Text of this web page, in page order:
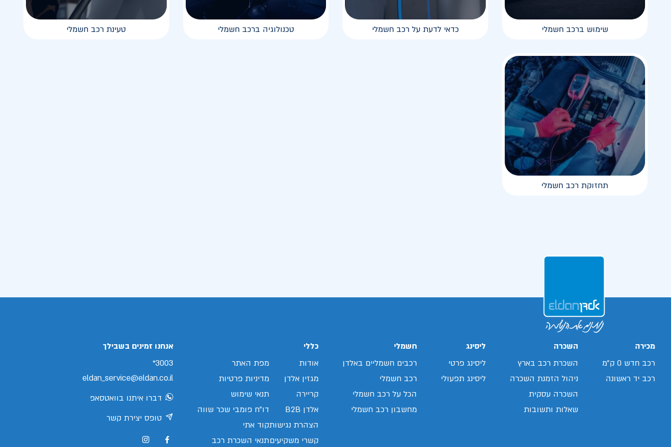
שימוש ברכב חשמלי כדאי לדעת על רכב חשמלי טכנולוגיה ברכב חשמלי טעינת רכב חשמלי
תחזוקת רכב חשמלי
מכירה
רכב חדש 0 ק"מ
רכב יד ראשונה
השכרה
השכרת רכב בארץ
ניהול הזמנת השכרה
השכרה עסקית
שאלות ותשובות
ליסינג
ליסינג פרטי
ליסינג תפעולי
חשמלי
רכבים חשמליים באלדן
רכב חשמלי
הכל על רכב חשמלי
מחשבון רכב חשמלי
כללי
אודות
מגזין אלדן
קריירה
אלדן B2B
הצהרת נגישות
קשרי משקיעים
מפת האתר
מדיניות פרטיות
תנאי שימוש
דו"ח פומבי שכר שווה
קוד אתי
תנאי השכרת רכב
אנחנו זמינים בשבילך
3003*
eldan_service@eldan.co.il
דברו איתנו בוואטסאפ
טופס יצירת קשר